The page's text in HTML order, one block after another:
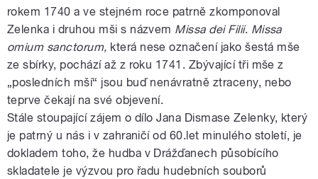
rokem 1740 a ve stejném roce patrně zkomponoval
Zelenka i druhou mši s názvem Missa dei Filii. Missa
omium sanctorum, která nese označení jako šestá mše
ze sbírky, pochází až z roku 1741. Zbývající tři mše z
„posledních mší“ jsou buď nenávratně ztraceny, nebo
teprve čekají na své objevení.
Stále stoupající zájem o dílo Jana Dismase Zelenky, který
je patrný u nás i v zahraničí od 60.let minulého století, je
dokladem toho, že hudba v Drážďanech působícího
skladatele je výzvou pro řadu hudebních souborů